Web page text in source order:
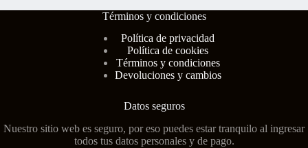
Términos y condiciones
Política de privacidad
Política de cookies
Términos y condiciones
Devoluciones y cambios
Datos seguros
Nuestro sitio web es seguro, por eso puedes estar tranquilo al ingresar
todos tus datos personales y de pago.